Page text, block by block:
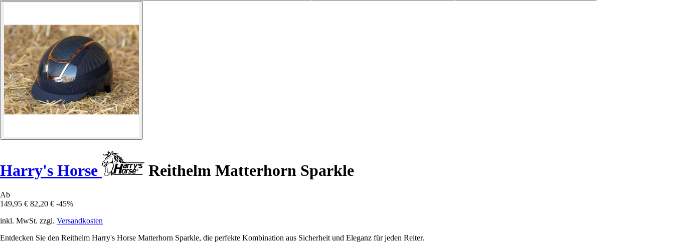
Harry's Horse Reithelm Matterhorn Sparkle
Ab
149,95 € 82,20 € -45%
inkl. MwSt. zzgl. Versandkosten
Entdecken Sie den Reithelm Harry's Horse Matterhorn Sparkle, die perfekte Kombination aus Sicherheit und Eleganz für jeden Reiter.